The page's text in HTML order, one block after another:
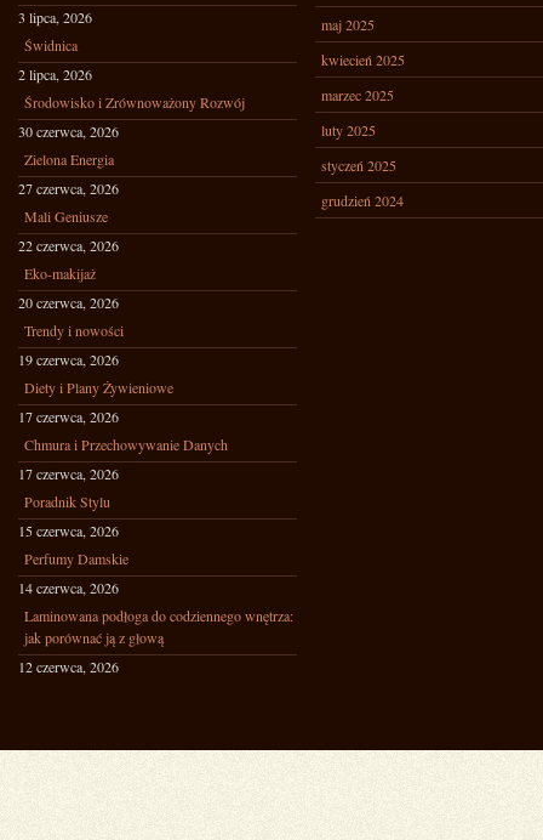
3 lipca, 2026
Świdnica
2 lipca, 2026
Środowisko i Zrównoważony Rozwój
30 czerwca, 2026
Zielona Energia
27 czerwca, 2026
Mali Geniusze
22 czerwca, 2026
Eko-makijaż
20 czerwca, 2026
Trendy i nowości
19 czerwca, 2026
Diety i Plany Żywieniowe
17 czerwca, 2026
Chmura i Przechowywanie Danych
17 czerwca, 2026
Poradnik Stylu
15 czerwca, 2026
Perfumy Damskie
14 czerwca, 2026
Laminowana podłoga do codziennego wnętrza:
jak porównać ją z głową
12 czerwca, 2026
maj 2025
kwiecień 2025
marzec 2025
luty 2025
styczeń 2025
grudzień 2024